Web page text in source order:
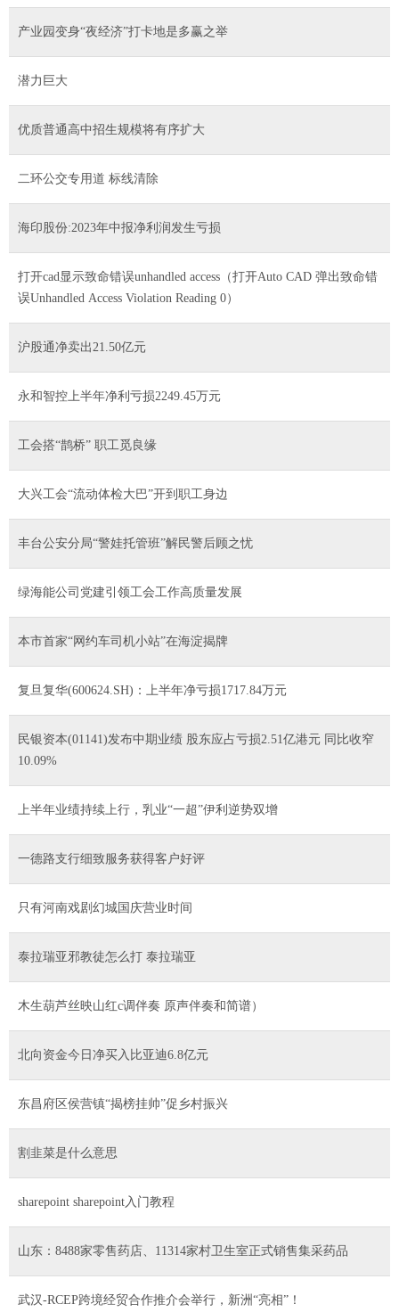
产业园变身“夜经济”打卡地是多赢之举
潜力巨大
优质普通高中招生规模将有序扩大
二环公交专用道 标线清除
海印股份:2023年中报净利润发生亏损
打开cad显示致命错误unhandled access（打开Auto CAD 弹出致命错
误Unhandled Access Violation Reading 0）
沪股通净卖出21.50亿元
永和智控上半年净利亏损2249.45万元
工会搭“鹊桥” 职工觅良缘
大兴工会“流动体检大巴”开到职工身边
丰台公安分局“警娃托管班”解民警后顾之忧
绿海能公司党建引领工会工作高质量发展
本市首家“网约车司机小站”在海淀揭牌
复旦复华(600624.SH)：上半年净亏损1717.84万元
民银资本(01141)发布中期业绩 股东应占亏损2.51亿港元 同比收窄
10.09%
上半年业绩持续上行，乳业“一超”伊利逆势双增
一德路支行细致服务获得客户好评
只有河南戏剧幻城国庆营业时间
泰拉瑞亚邪教徒怎么打 泰拉瑞亚
木生葫芦丝映山红c调伴奏 原声伴奏和简谱）
北向资金今日净买入比亚迪6.8亿元
东昌府区侯营镇“揭榜挂帅”促乡村振兴
割韭菜是什么意思
sharepoint sharepoint入门教程
山东：8488家零售药店、11314家村卫生室正式销售集采药品
武汉-RCEP跨境经贸合作推介会举行，新洲“亮相”！